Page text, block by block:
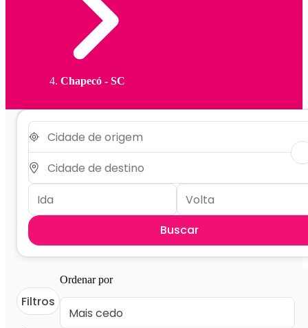
Chapecó - SC
Buscar
Filtros
Ordenar por